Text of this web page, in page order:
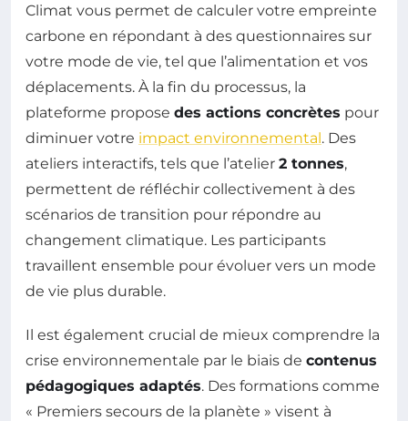
Climat vous permet de calculer votre empreinte
carbone en répondant à des questionnaires sur
votre mode de vie, tel que l’alimentation et vos
déplacements. À la fin du processus, la
plateforme propose des actions concrètes pour
diminuer votre impact environnemental. Des
ateliers interactifs, tels que l’atelier 2 tonnes,
permettent de réfléchir collectivement à des
scénarios de transition pour répondre au
changement climatique. Les participants
travaillent ensemble pour évoluer vers un mode
de vie plus durable.
Il est également crucial de mieux comprendre la
crise environnementale par le biais de contenus
pédagogiques adaptés. Des formations comme
« Premiers secours de la planète » visent à